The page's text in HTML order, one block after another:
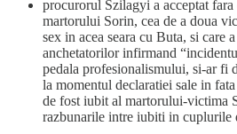
procurorul Szilagyi a acceptat
martorului Sorin, cea de a doua
sex in acea seara cu Buta, si care
anchetatorilor infirmand
pedala profesionalismului, si-ar fi
la momentul declaratiei sale in
de fost iubit al martorului-victima
razbunarile intre iubiti in cuplurile